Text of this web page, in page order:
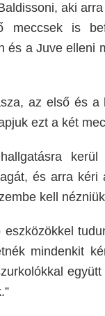
aki
meccsek is
és a Juve elleni
az első és a
ezt a két
és arra
kell
mindenkit